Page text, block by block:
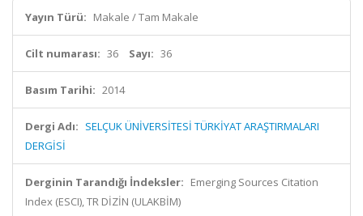
Yayın Türü: Makale / Tam Makale
Cilt numarası: 36 Sayı: 36
Basım Tarihi: 2014
Dergi Adı: SELÇUK ÜNİVERSİTESİ TÜRKİYAT ARAŞTIRMALARI
DERGİSİ
Derginin Tarandığı İndeksler: Emerging Sources Citation
Index (ESCI), TR DİZİN (ULAKBİM)